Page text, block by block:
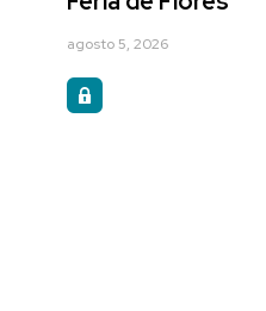
agosto 5, 2026